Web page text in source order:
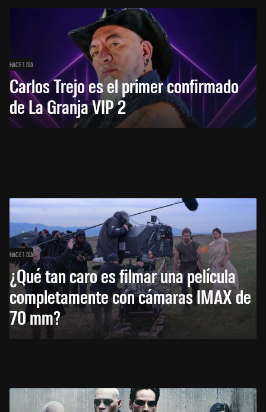
HACE 1 DÍA
Carlos Trejo es el primer confirmado
de La Granja VIP 2
HACE 1 DÍA
¿Qué tan caro es filmar una película
completamente con cámaras IMAX de
70 mm?